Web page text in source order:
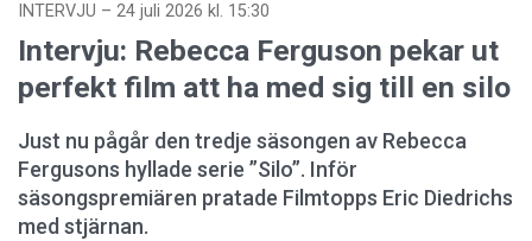
INTERVJU – 24 juli 2026 kl. 15:30
Intervju: Rebecca Ferguson pekar ut
perfekt film att ha med sig till en silo
Just nu pågår den tredje säsongen av Rebecca
Fergusons hyllade serie ”Silo”. Inför
säsongspremiären pratade Filmtopps Eric Diedrichs
med stjärnan.